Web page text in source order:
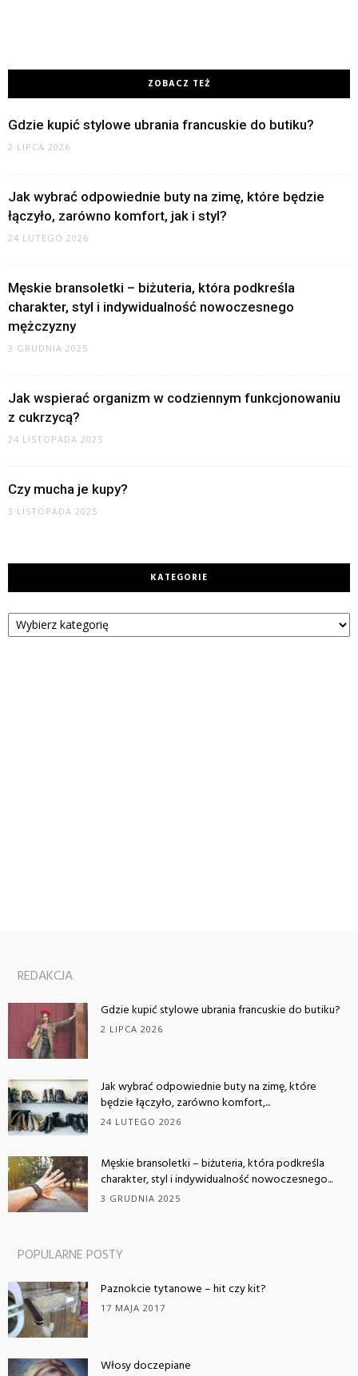
ZOBACZ TEŻ
Gdzie kupić stylowe ubrania francuskie do butiku?
2 LIPCA 2026
Jak wybrać odpowiednie buty na zimę, które będzie
łączyło, zarówno komfort, jak i styl?
24 LUTEGO 2026
Męskie bransoletki – biżuteria, która podkreśla
charakter, styl i indywidualność nowoczesnego
mężczyzny
3 GRUDNIA 2025
Jak wspierać organizm w codziennym funkcjonowaniu
z cukrzycą?
24 LISTOPADA 2025
Czy mucha je kupy?
3 LISTOPADA 2025
KATEGORIE
Kategorie
REDAKCJA
Gdzie kupić stylowe ubrania francuskie do butiku?
2 LIPCA 2026
Jak wybrać odpowiednie buty na zimę, które
będzie łączyło, zarówno komfort,...
24 LUTEGO 2026
Męskie bransoletki – biżuteria, która podkreśla
charakter, styl i indywidualność nowoczesnego...
3 GRUDNIA 2025
POPULARNE POSTY
Paznokcie tytanowe – hit czy kit?
17 MAJA 2017
Włosy doczepiane